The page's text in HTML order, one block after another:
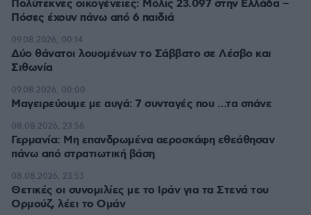
Πολύτεκνες οικογένειες: Μόλις 23.097 στην Ελλάδα –
Πόσες έχουν πάνω από 6 παιδιά
Δύο θάνατοι λουομένων το Σάββατο σε Λέσβο και
Σιθωνία
09.08.2026, 00:14
Μαγειρεύουμε με αυγά: 7 συνταγές που …τα σπάνε
09.08.2026, 00:00
Γερμανία: Μη επανδρωμένα αεροσκάφη εθεάθησαν
πάνω από στρατιωτική βάση
08.08.2026, 23:56
Θετικές οι συνομιλίες με το Ιράν για τα Στενά του
Ορμούζ, λέει το Ομάν
08.08.2026, 23:53